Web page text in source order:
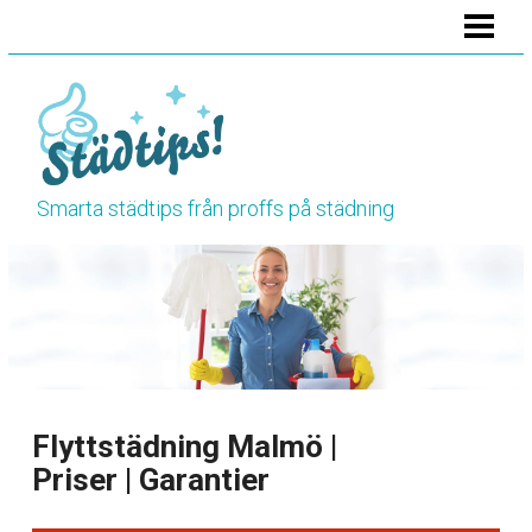
STÄDA KÖKET
STÄDA TOALETTEN
Smarta städtips från proffs på städning
Flyttstädning Malmö |
Priser | Garantier